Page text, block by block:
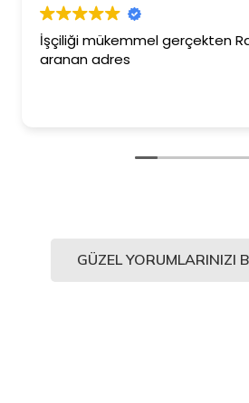
İşçiliği mükemmel gerçekten
aranan adres
GÜZEL YORUMLARINIZI